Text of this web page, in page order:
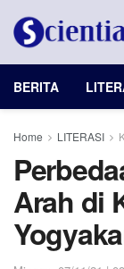
BERITA
Home LITERASI
Arah di